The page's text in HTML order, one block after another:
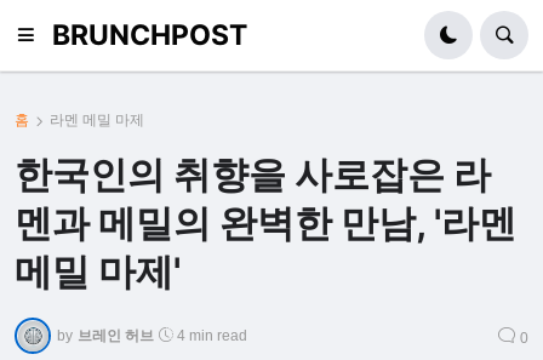
BRUNCHPOST
홈 라멘 메밀 마제
한국인의 취향을 사로잡은 라
멘과 메밀의 완벽한 만남, '라멘
메밀 마제'
by 브레인 허브 4 min read 0